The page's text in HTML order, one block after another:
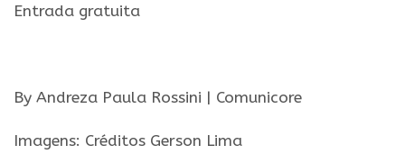
Entrada gratuita
By Andreza Paula Rossini | Comunicore
Imagens: Créditos Gerson Lima